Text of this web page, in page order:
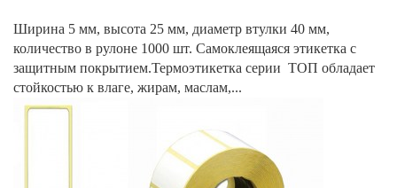
Ширина 5 мм, высота 25 мм, диаметр втулки 40 мм,
количество в рулоне 1000 шт. Самоклеящаяся этикетка с
защитным покрытием.Термоэтикетка серии ТОП обладает
стойкостью к влаге, жирам, маслам,...